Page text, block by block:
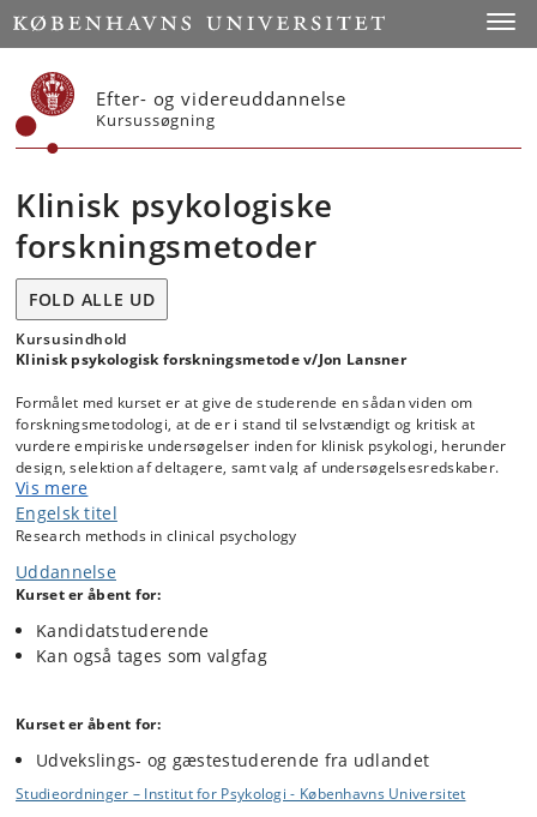
Start
Efter- og videreuddannelse
Kursussøgning
Klinisk psykologiske
forskningsmetoder
FOLD ALLE UD
Kursusindhold
Klinisk psykologisk forskningsmetode v/Jon Lansner
Formålet med kurset er at give de studerende en sådan viden om
forskningsmetodologi, at de er i stand til selvstændigt og kritisk at
vurdere empiriske undersøgelser inden for klinisk psykologi, herunder
design, selektion af deltagere, samt valg af undersøgelsesredskaber.
Formålet er endvidere at give deltagerne de nødvendige
forudsætninger for selv at kunne udforme og tilrettelægge empiriske
undersøgelser af klinisk psykologiske problemstillinger
Igennem kurset præsenteres de forskellige faser i et forskningsprojekt
successivt. Kurset vil således indledningsvis fokusere på
hypoteser. På denne baggrund vil der gennem resten af kurset blive
behandlet en række centrale designtyper inden for såvel kvantitativ
forskningsprotokol, herunder baggrund og argumentation for
undersøgelsesinstrumenter, styrkeberegninger, samt reliabilitet og
Vis mere
Engelsk titel
Research methods in clinical psychology
Uddannelse
Kurset er åbent for:
Kandidatstuderende
Kan også tages som valgfag
Kurset er åbent for:
Udvekslings- og gæstestuderende fra udlandet
Studieordninger – Institut for Psykologi - Københavns Universitet